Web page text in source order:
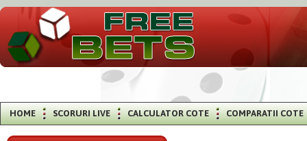
HOME SCORURI LIVE CALCULATOR COTE COMPARATII COTE